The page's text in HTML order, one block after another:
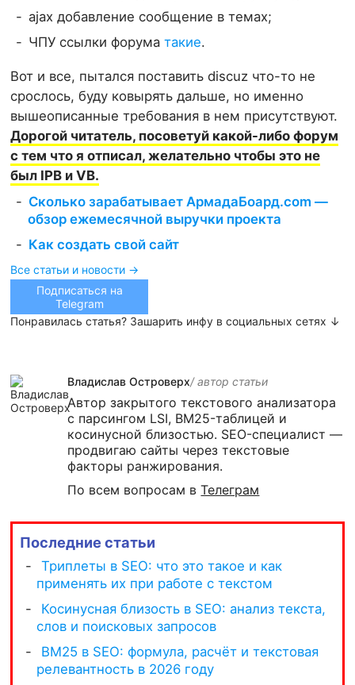
ajax добавление сообщение в темах;
ЧПУ ссылки форума такие.
Вот и все, пытался поставить discuz что-то не
срослось, буду ковырять дальше, но именно
вышеописанные требования в нем присутствуют.
Дорогой читатель, посоветуй какой-либо форум
с тем что я отписал, желательно чтобы это не
был IPB и VB.
Сколько зарабатывает АрмадаБоард.com —
обзор ежемесячной выручки проекта
Как создать свой сайт
Все статьи и новости →
Подписаться на
Telegram
Понравилась статья? Зашарить инфу в социальных сетях ↓
Владислав Островерх/ автор cтатьи
Автор закрытого текстового анализатора
с парсингом LSI, BM25-таблицей и
косинусной близостью. SEO-специалист —
продвигаю сайты через текстовые
факторы ранжирования.
По всем вопросам вТелеграм
Последние статьи